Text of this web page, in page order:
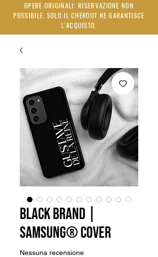
OPERE ORIGINALI: RISERVAZIONE NON
POSSIBILE. SOLO IL CHEKOUT NE GARANTISCE
L'ACQUISTO.
Black Brand |
Samsung® Cover
Nessuna recensione